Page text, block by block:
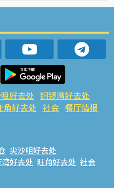
好去处 铜锣湾好去处
角好去处 社会 餐厅情报
尖沙咀好去处
湾好去处 旺角好去处 社会